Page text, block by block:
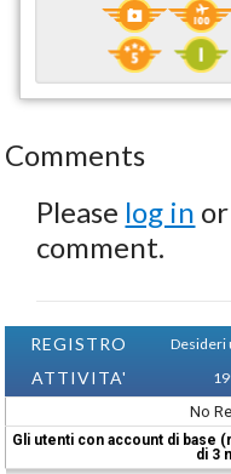
Comments
Please log in or
comment.
REGISTRO
ATTIVITA'
Desideri
No
Gli utenti con account di base
di 3